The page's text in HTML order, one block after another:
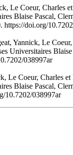
Le Coeur, Charles
Blaise Pascal,
https://doi.org/
Yannick, Le
Universitaires
038997ar
Le Coeur, Charles
Blaise Pascal,
10.7202/038997ar